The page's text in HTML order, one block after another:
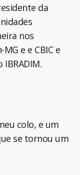
da
nos
e e CBIC e
colo, e um
se tornou um